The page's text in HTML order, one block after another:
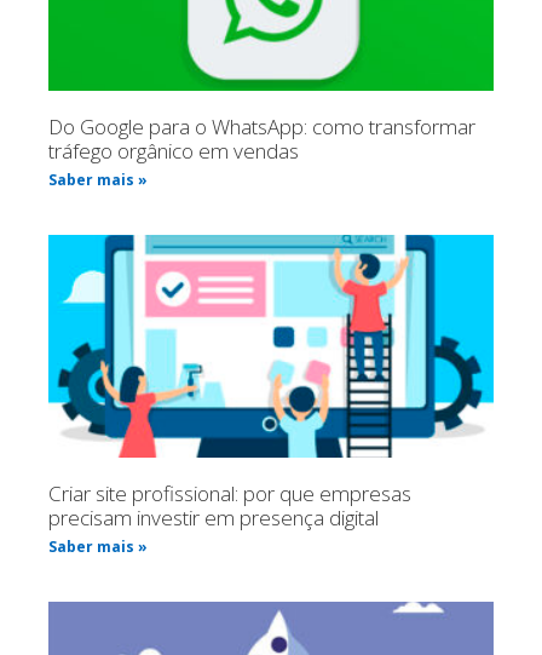
Do Google para o WhatsApp: como transformar
tráfego orgânico em vendas
Saber mais »
Criar site profissional: por que empresas
precisam investir em presença digital
Saber mais »